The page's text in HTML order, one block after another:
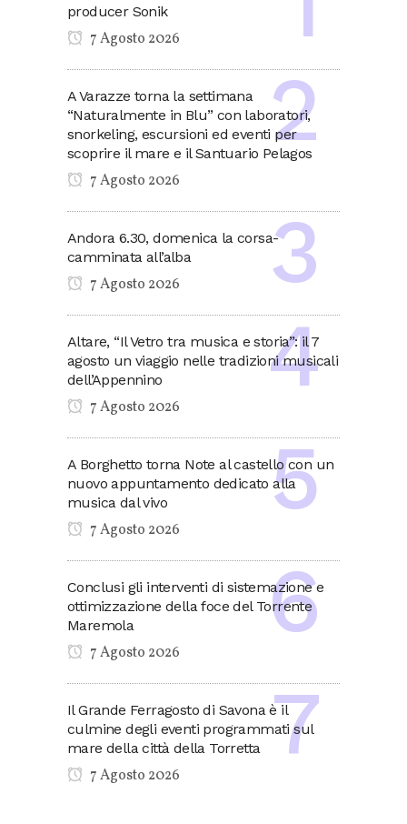
producer Sonik
7 Agosto 2026
A Varazze torna la settimana
“Naturalmente in Blu” con laboratori,
snorkeling, escursioni ed eventi per
scoprire il mare e il Santuario Pelagos
7 Agosto 2026
Andora 6.30, domenica la corsa-
camminata all’alba
7 Agosto 2026
Altare, “Il Vetro tra musica e storia”: il 7
agosto un viaggio nelle tradizioni musicali
dell’Appennino
7 Agosto 2026
A Borghetto torna Note al castello con un
nuovo appuntamento dedicato alla
musica dal vivo
7 Agosto 2026
Conclusi gli interventi di sistemazione e
ottimizzazione della foce del Torrente
Maremola
7 Agosto 2026
Il Grande Ferragosto di Savona è il
culmine degli eventi programmati sul
mare della città della Torretta
7 Agosto 2026